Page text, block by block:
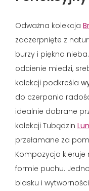
Odważna kolekcja
zaczerpnięte z
burzy i piękna
odcienie miedzi,
kolekcji podkreśla
do czerpania
idealnie dobrane
kolekcji Tubądzin
przełamane za
Kompozycja kieruje
formie puchu.
blasku i